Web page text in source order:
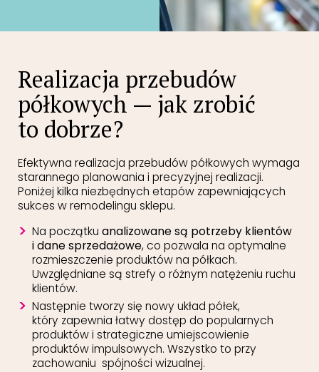
Realizacja przebudów
półkowych — jak zrobić
to dobrze?
Efektywna realizacja przebudów półkowych wymaga
starannego planowania i precyzyjnej realizacji.
Poniżej kilka niezbędnych etapów zapewniających
sukces w remodelingu sklepu.
Na początku analizowane są potrzeby klientów
i dane sprzedażowe, co pozwala na optymalne
rozmieszczenie produktów na półkach.
Uwzględniane są strefy o różnym natężeniu ruchu
klientów.
Następnie tworzy się nowy układ półek,
który zapewnia łatwy dostęp do popularnych
produktów i strategiczne umiejscowienie
produktów impulsowych. Wszystko to przy
zachowaniu spójności wizualnej.